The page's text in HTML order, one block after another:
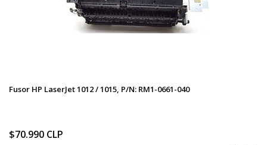
Fusor HP LaserJet 1012 / 1015, P/N: RM1-0661-040
$70.990 CLP